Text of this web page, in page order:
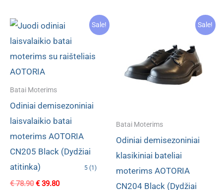
Sale!
Batai Moterims
Odiniai demisezoniniai
laisvalaikio batai
moterims AOTORIA
CN205 Black (Dydžiai
atitinka)
5 (1)
€78.90 Original
€39.80Current
Sale!
Batai Moterims
Odiniai demisezoniniai
klasikiniai bateliai
moterims AOTORIA
CN204 Black (Dydžiai